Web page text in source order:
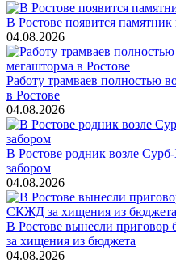
В Ростове появится
04.08.2026
Работу трамваев полностью
в Ростове
04.08.2026
В Ростове родник возле
забором
04.08.2026
В Ростове вынесли
за хищения из бюджета
04.08.2026